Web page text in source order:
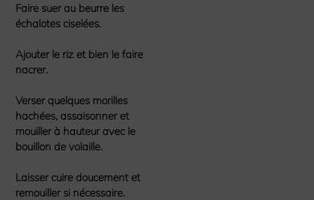
Faire suer au beurre les
échalotes ciselées.
Ajouter le riz et bien le faire
nacrer.
Verser quelques morilles
hachées, assaisonner et
mouiller à hauteur avec le
bouillon de volaille.
Laisser cuire doucement et
remouiller si nécessaire.